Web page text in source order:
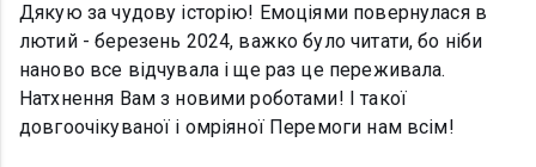
Дякую за чудову історію! Емоціями повернулася в
лютий - березень 2024, важко було читати, бо ніби
наново все відчувала і ще раз це переживала.
Натхнення Вам з новими роботами! І такої
довгоочікуваної і омріяної Перемоги нам всім!